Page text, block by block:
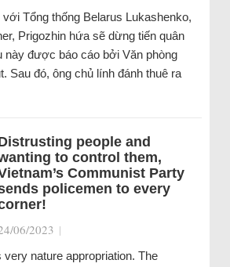
Tổng thống Belarus Lukashenko,
Prigozhin hứa sẽ dừng tiến quân
này được báo cáo bởi Văn phòng
Sau đó, ông chủ lính đánh thuê ra
people and
to control them,
Communist Party
policemen to every
06/2023 |
nature appropriation. The